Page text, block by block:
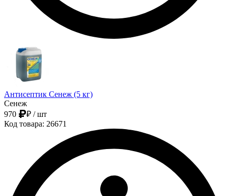
Антисептик Сенеж (5 кг)
Сенеж
970
₽ / шт
Код товара: 26671